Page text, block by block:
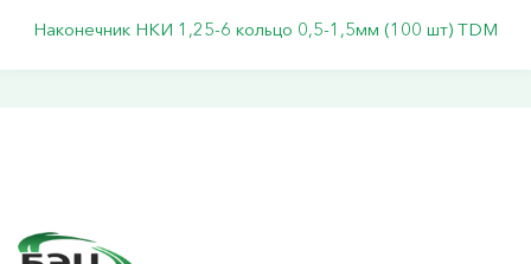
Наконечник НКИ 1,25-6 кольцо 0,5-1,5мм (100 шт) TDM